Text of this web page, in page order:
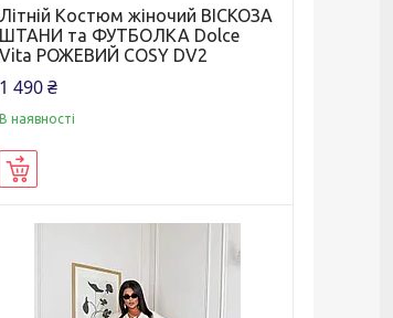
Літній Костюм жіночий ВІСКОЗА
ШТАНИ та ФУТБОЛКА Dolce
Vita РОЖЕВИЙ COSY DV2
1 490 ₴
В наявності